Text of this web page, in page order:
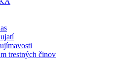
trestných činov